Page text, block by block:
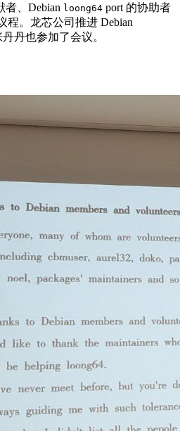
、Debian loong64 port 的协助者
程。龙芯公司推进 Debian
丹也参加了会议。